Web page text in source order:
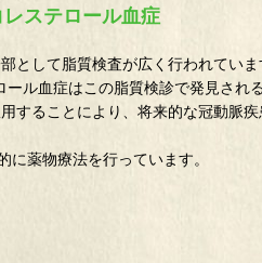
ステロール血症
として脂質検査が広く行われてい
ル血症はこの脂質検診で発見され
することにより、将来的な冠動脈
薬物療法を行っています。